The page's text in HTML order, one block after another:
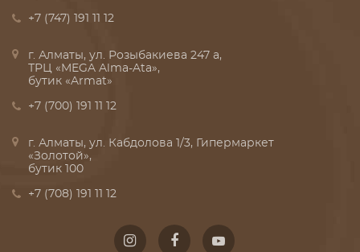
+7 (747) 191 11 12
г. Алматы, ул. Розыбакиева 247 а,
ТРЦ «MEGA Alma-Ata»,
бутик «Armat»
+7 (700) 191 11 12
г. Алматы, ул. Кабдолова 1/3, Гипермаркет
«Золотой»,
бутик 100
+7 (708) 191 11 12